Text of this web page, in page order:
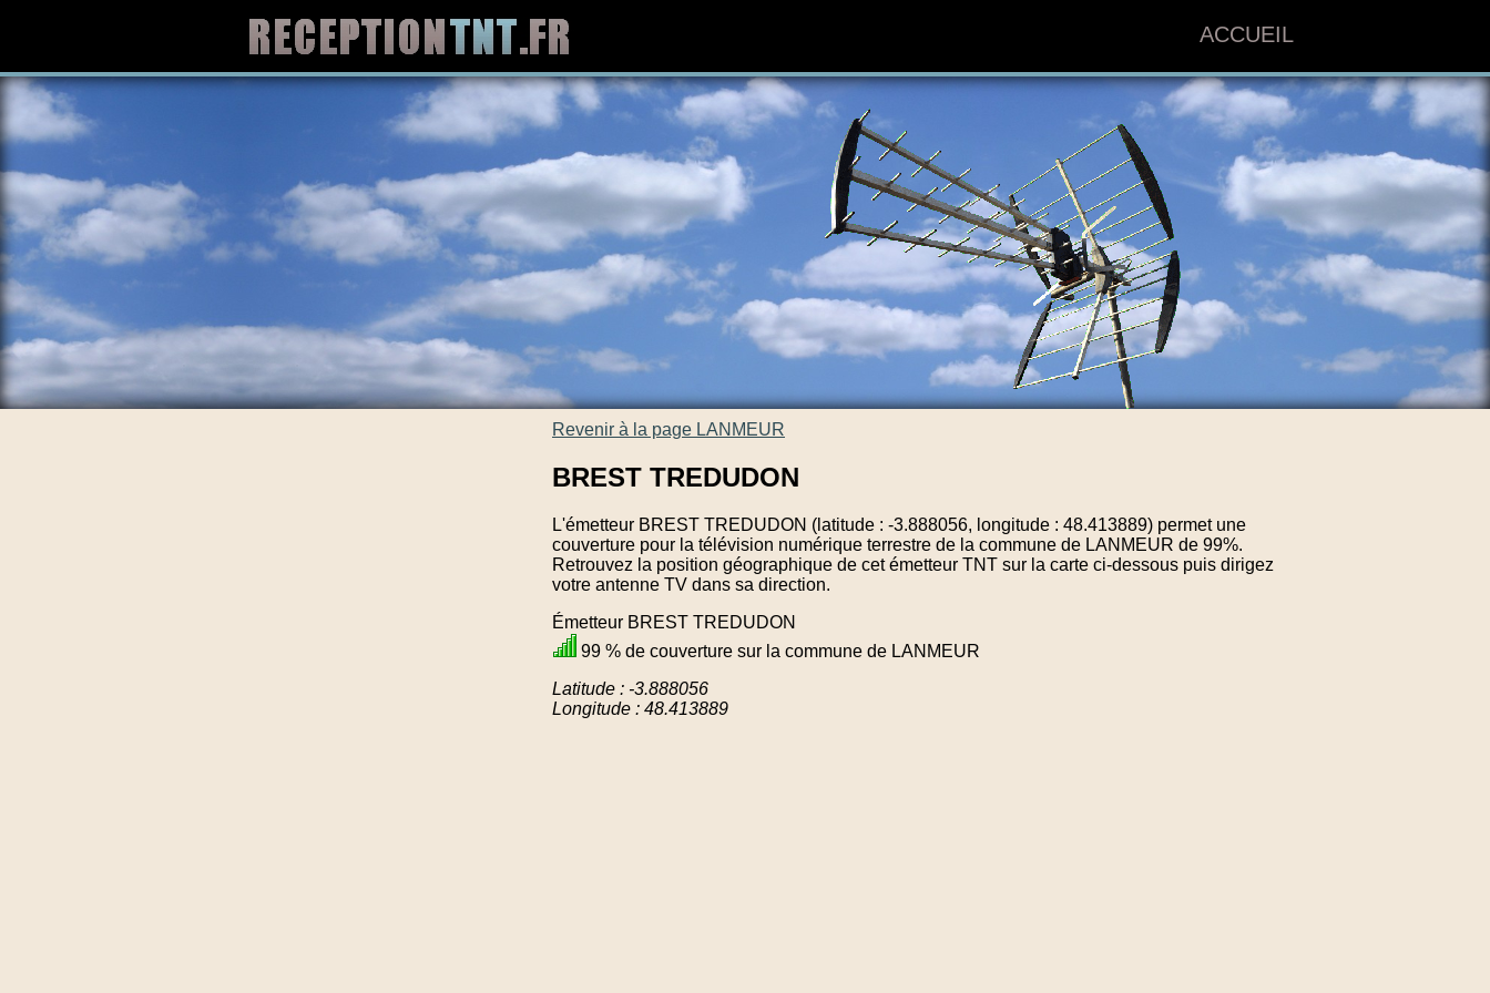
ACCUEIL
Revenir à la page LANMEUR
BREST TREDUDON
L'émetteur BREST TREDUDON (latitude : -3.888056, longitude : 48.413889) permet une
couverture pour la télévision numérique terrestre de la commune de LANMEUR de 99%.
Retrouvez la position géographique de cet émetteur TNT sur la carte ci-dessous puis dirigez
votre antenne TV dans sa direction.
Émetteur BREST TREDUDON
99 % de couverture sur la commune de LANMEUR
Latitude : -3.888056
Longitude : 48.413889